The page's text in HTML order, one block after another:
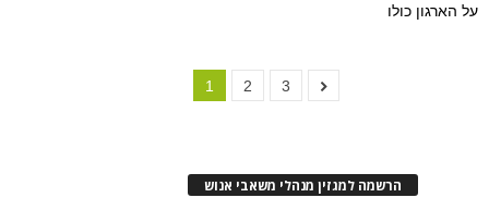
על הארגון כולו
1 2 3
הרשמה למגזין מנהלי משאבי אנוש